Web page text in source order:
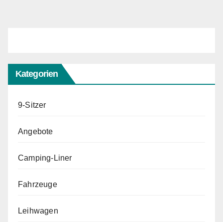
Kategorien
9-Sitzer
Angebote
Camping-Liner
Fahrzeuge
Leihwagen